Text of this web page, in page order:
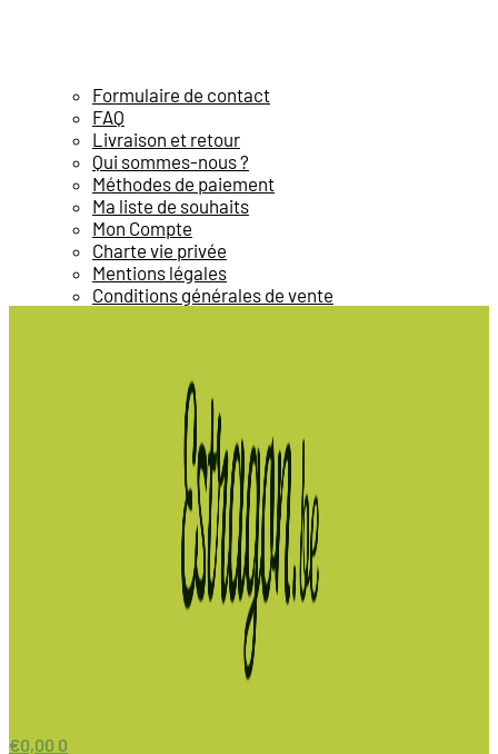
Formulaire de contact
FAQ
Livraison et retour
Qui sommes-nous ?
Méthodes de paiement
Ma liste de souhaits
Mon Compte
Charte vie privée
Mentions légales
Conditions générales de vente
€0,00 0